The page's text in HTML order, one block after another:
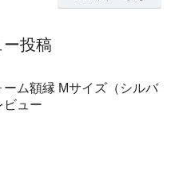
ー投稿
ーム額縁 Mサイズ（シルバ
ビュー